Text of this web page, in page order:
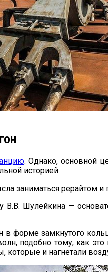
. Однако, основной
историей.
заниматься рерайтом
В.В. Шулейкина —
в форме замкнутого
подобно тому, как
и нагнетали